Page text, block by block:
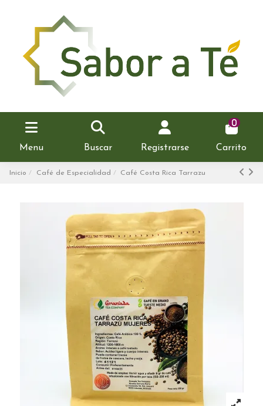
Menu Buscar Registrarse
0
Carrito
Inicio Café de Especialidad Café Costa Rica Tarrazu